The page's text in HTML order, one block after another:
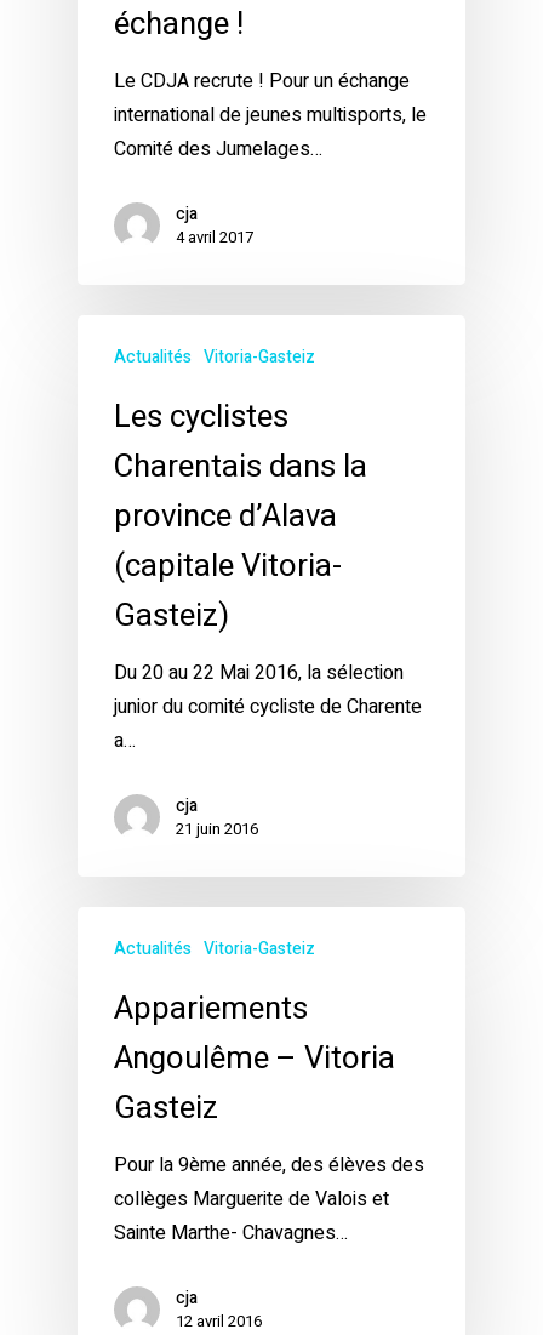
échange !
Le CDJA recrute ! Pour un échange
international de jeunes multisports, le
Comité des Jumelages…
cja
4 avril 2017
Actualités Vitoria-Gasteiz
Les cyclistes
Charentais dans la
province d’Alava
(capitale Vitoria-
Gasteiz)
Du 20 au 22 Mai 2016, la sélection
junior du comité cycliste de Charente
a…
cja
21 juin 2016
Actualités Vitoria-Gasteiz
Appariements
Angoulême – Vitoria
Gasteiz
Pour la 9ème année, des élèves des
collèges Marguerite de Valois et
Sainte Marthe- Chavagnes…
cja
12 avril 2016